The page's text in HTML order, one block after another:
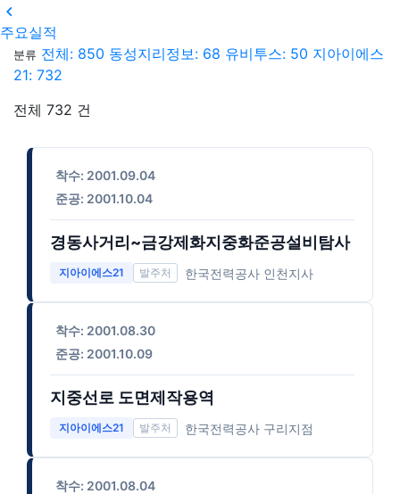

주요실적
분류 전체: 850 동성지리정보: 68 유비투스: 50 지아이에스
21: 732
전체 732 건
착수: 2001.09.04
준공: 2001.10.04
경동사거리~금강제화지중화준공설비탐사
지아이에스21 한국전력공사 인천지사
착수: 2001.08.30
준공: 2001.10.09
지중선로 도면제작용역
지아이에스21 한국전력공사 구리지점
착수: 2001.08.04